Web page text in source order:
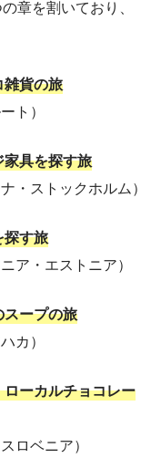
章を割いており、
雑貨の旅
ト）
具を探す旅
・ストックホルム）
探す旅
ア・エストニア）
ープの旅
カ）
ーカルチョコレー
ロベニア）